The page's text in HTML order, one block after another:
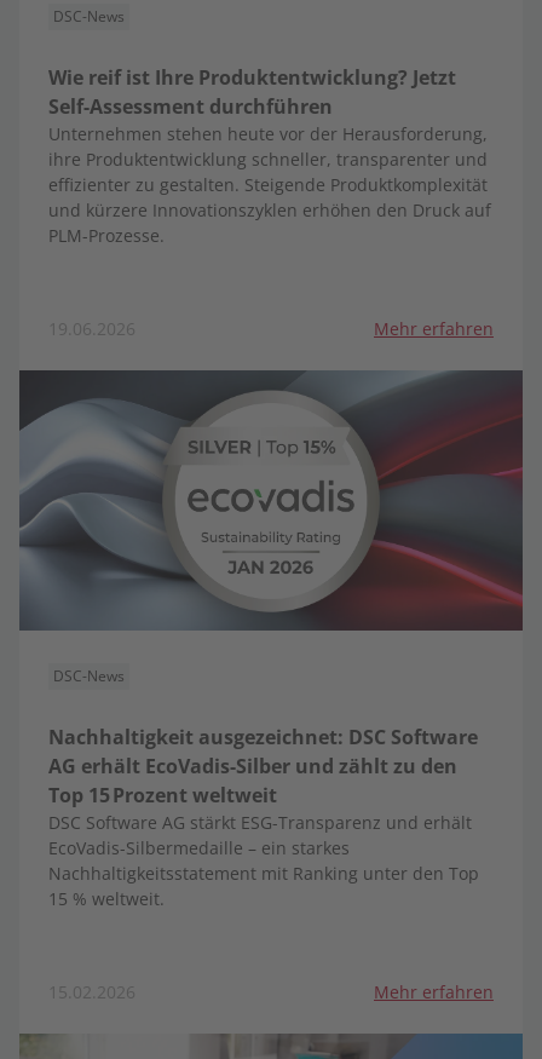
DSC-News
Wie reif ist Ihre Produktentwicklung? Jetzt
Self-Assessment durchführen
Unternehmen stehen heute vor der Herausforderung,
ihre Produktentwicklung schneller, transparenter und
effizienter zu gestalten. Steigende Produktkomplexität
und kürzere Innovationszyklen erhöhen den Druck auf
PLM-Prozesse.
19.06.2026 Mehr erfahren
DSC-News
Nachhaltigkeit ausgezeichnet: DSC Software
AG erhält EcoVadis-Silber und zählt zu den
Top 15 Prozent weltweit
DSC Software AG stärkt ESG-Transparenz und erhält
EcoVadis-Silbermedaille – ein starkes
Nachhaltigkeitsstatement mit Ranking unter den Top
15 % weltweit.
15.02.2026 Mehr erfahren